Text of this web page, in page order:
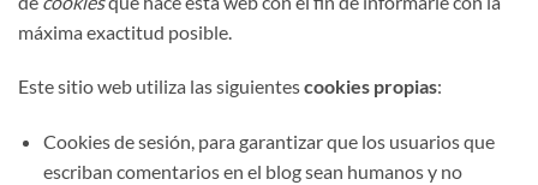
máxima exactitud posible.
Este sitio web utiliza las siguientescookies propias:
Cookies de sesión, para garantizar que los usuarios que
escriban comentarios en el blog sean humanos y no